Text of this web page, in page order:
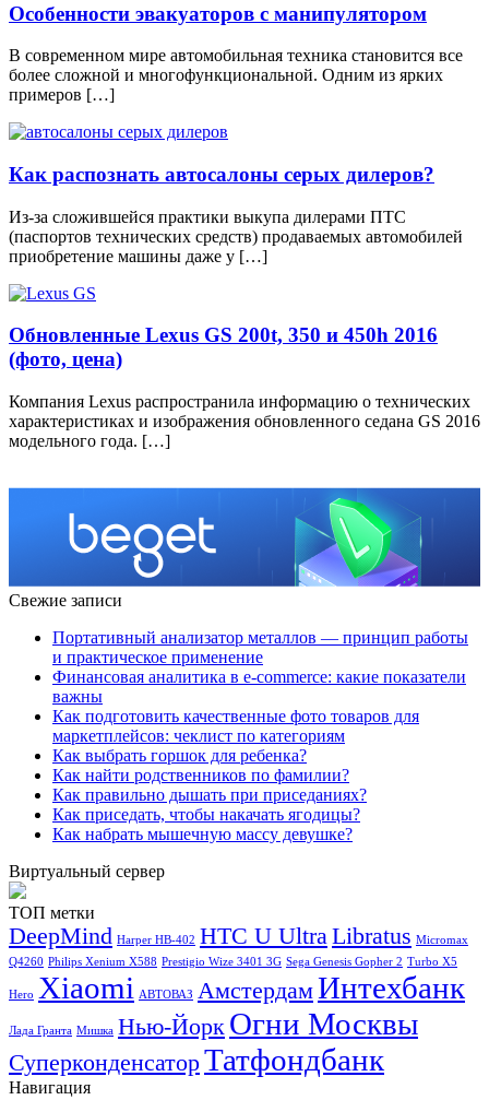
Особенности эвакуаторов с манипулятором
В современном мире автомобильная техника становится все
более сложной и многофункциональной. Одним из ярких
примеров […]
Как распознать автосалоны серых дилеров?
Из-за сложившейся практики выкупа дилерами ПТС
(паспортов технических средств) продаваемых автомобилей
приобретение машины даже у […]
Обновленные Lexus GS 200t, 350 и 450h 2016
(фото, цена)
Компания Lexus распространила информацию о технических
характеристиках и изображения обновленного седана GS 2016
модельного года. […]
Свежие записи
Портативный анализатор металлов — принцип работы
и практическое применение
Финансовая аналитика в e-commerce: какие показатели
важны
Как подготовить качественные фото товаров для
маркетплейсов: чеклист по категориям
Как выбрать горшок для ребенка?
Как найти родственников по фамилии?
Как правильно дышать при приседаниях?
Как приседать, чтобы накачать ягодицы?
Как набрать мышечную массу девушке?
Виртуальный сервер
ТОП метки
DeepMind Harper HB-402 HTC U UltraLibratus Micromax
Q4260 Philips Xenium X588 Prestigio Wize 3401 3G Sega Genesis Gopher 2 Turbo X5
Hero Xiaomi АВТОВАЗ АмстердамИнтехбанк
Лада Гранта Мишка Нью-Йорк Огни Москвы
СуперконденсаторТатфондбанк
Навигация